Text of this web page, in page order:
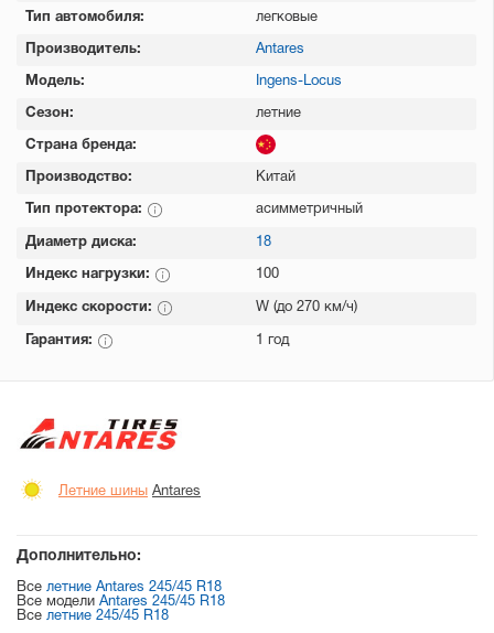
Тип автомобиля: легковые
Производитель: Antares
Модель: Ingens-Locus
Сезон: летние
Страна бренда:
Производство: Китай
Тип протектора: асимметричный
Диаметр диска: 18
Индекс нагрузки: 100
Индекс скорости: W (до 270 км/ч)
Гарантия: 1 год
Летние шины Antares
Дополнительно:
Все летние Antares 245/45 R18
Все модели Antares 245/45 R18
Все летние 245/45 R18